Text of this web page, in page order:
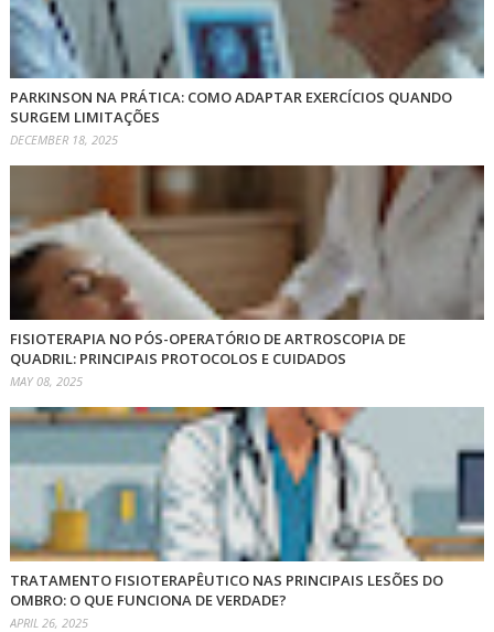
PARKINSON NA PRÁTICA: COMO ADAPTAR EXERCÍCIOS QUANDO
SURGEM LIMITAÇÕES
DECEMBER 18, 2025
FISIOTERAPIA NO PÓS-OPERATÓRIO DE ARTROSCOPIA DE
QUADRIL: PRINCIPAIS PROTOCOLOS E CUIDADOS
MAY 08, 2025
TRATAMENTO FISIOTERAPÊUTICO NAS PRINCIPAIS LESÕES DO
OMBRO: O QUE FUNCIONA DE VERDADE?
APRIL 26, 2025